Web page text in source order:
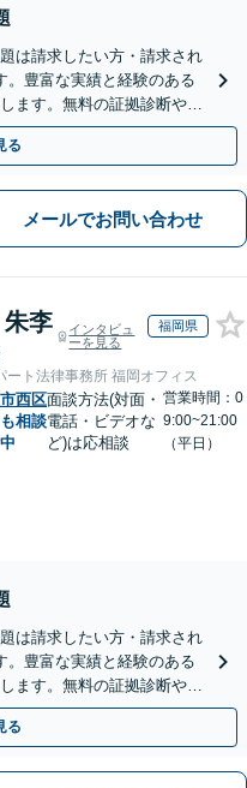
は請求したい方・請求され
。豊富な実績と経験のある
ます。無料の証拠診断や着
相談ください。
る
メールでお問い合わせ
李
インタビュ
ーを見る
福岡県
ート法律事務所 福岡オフィス
西区
相談
面談方法(対面・
電話・ビデオな
ど)は応相談
営業時間：0
9:00~21:00
（平日）
は請求したい方・請求され
。豊富な実績と経験のある
ます。無料の証拠診断や着
相談ください。
る